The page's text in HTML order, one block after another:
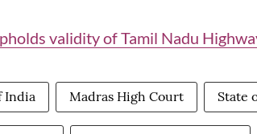
validity of Tamil Nadu
India Madras High Court State